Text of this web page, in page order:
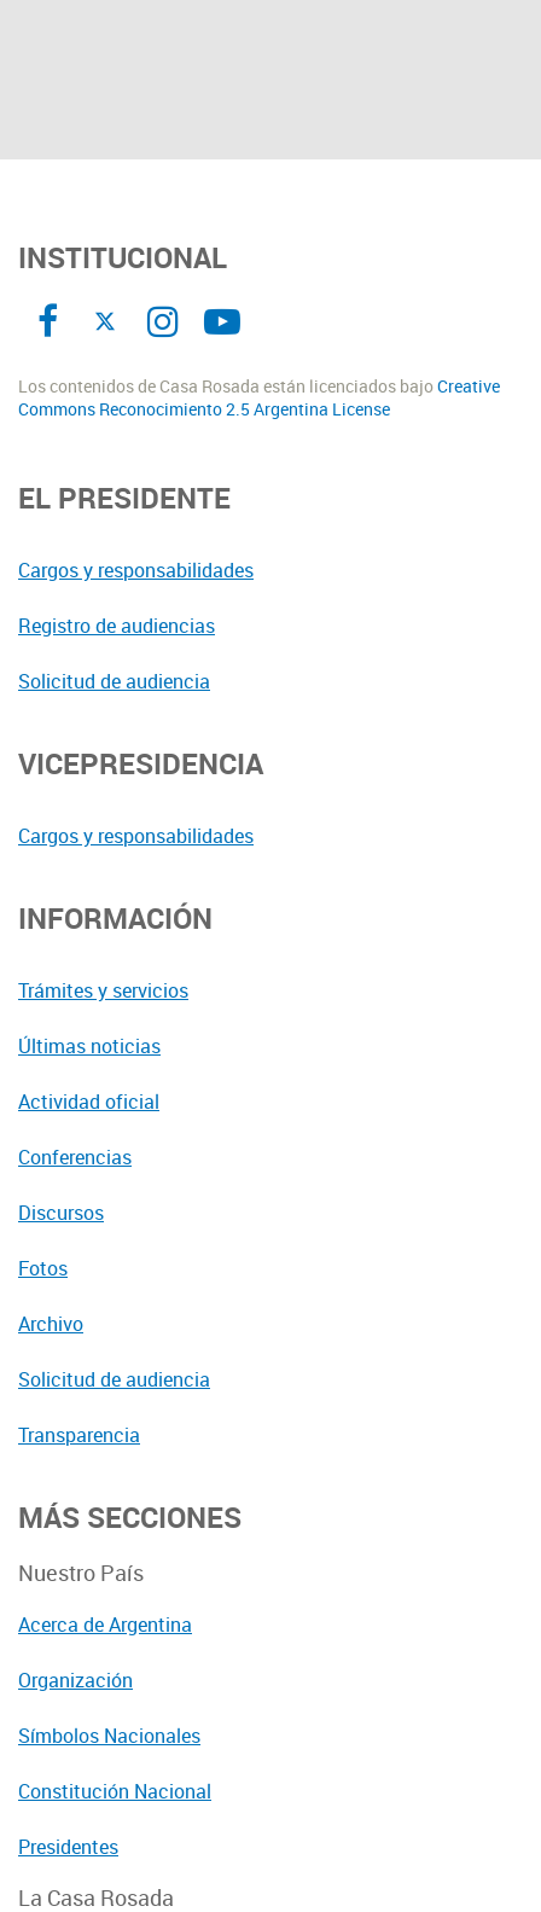
INSTITUCIONAL
Los contenidos de Casa Rosada están licenciados bajoCreative
Commons Reconocimiento 2.5 Argentina License
EL PRESIDENTE
Cargos y responsabilidades
Registro de audiencias
Solicitud de audiencia
VICEPRESIDENCIA
Cargos y responsabilidades
INFORMACIÓN
Trámites y servicios
Últimas noticias
Actividad oficial
Conferencias
Discursos
Fotos
Archivo
Solicitud de audiencia
Transparencia
MÁS SECCIONES
Nuestro País
Acerca de Argentina
Organización
Símbolos Nacionales
Constitución Nacional
Presidentes
La Casa Rosada